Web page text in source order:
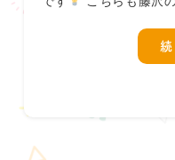
続